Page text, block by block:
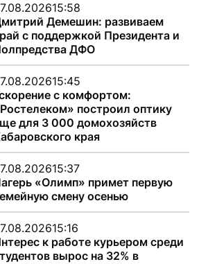
15:58
Демешин: развиваем
с поддержкой Президента и
ДФО
15:45
с комфортом:
построил оптику
для 3 000 домохозяйств
края
15:37
«Олимп» примет первую
смену осенью
15:16
к работе курьером среди
вырос на 32% в